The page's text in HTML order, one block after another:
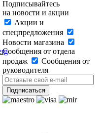
Подписывайтесь
на новости и акции
Акции и
спецпредложения
Новости магазина
Сообщения от отдела
продаж
Сообщения от
руководителя